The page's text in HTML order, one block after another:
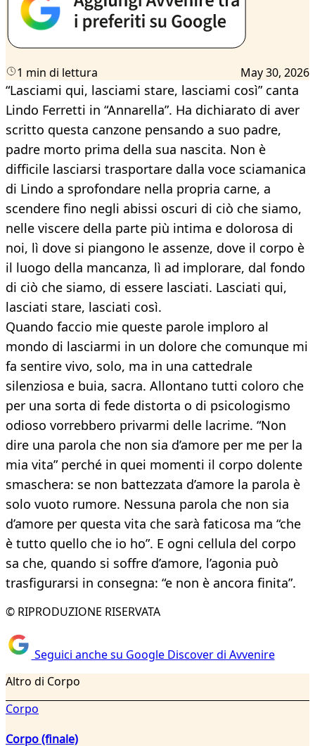
1 min di lettura May 30, 2026
“Lasciami qui, lasciami stare, lasciami così” canta
Lindo Ferretti in “Annarella”. Ha dichiarato di aver
scritto questa canzone pensando a suo padre,
padre morto prima della sua nascita. Non è
difficile lasciarsi trasportare dalla voce sciamanica
di Lindo a sprofondare nella propria carne, a
scendere fino negli abissi oscuri di ciò che siamo,
nelle viscere della parte più intima e dolorosa di
noi, lì dove si piangono le assenze, dove il corpo è
il luogo della mancanza, lì ad implorare, dal fondo
di ciò che siamo, di essere lasciati. Lasciati qui,
lasciati stare, lasciati così.
Quando faccio mie queste parole imploro al
mondo di lasciarmi in un dolore che comunque mi
fa sentire vivo, solo, ma in una cattedrale
silenziosa e buia, sacra. Allontano tutti coloro che
per una sorta di fede distorta o di psicologismo
odioso vorrebbero privarmi delle lacrime. “Non
dire una parola che non sia d’amore per me per la
mia vita” perché in quei momenti il corpo dolente
smaschera: se non battezzata d’amore la parola è
solo vuoto rumore. Nessuna parola che non sia
d’amore per questa vita che sarà faticosa ma “che
è tutto quello che io ho”. E ogni cellula del corpo
sa che, quando si soffre d’amore, l’agonia può
trasfigurarsi in consegna: “e non è ancora finita”.
© RIPRODUZIONE RISERVATA
Seguici anche su Google Discover di Avvenire
Altro di Corpo
Corpo
Corpo (finale)